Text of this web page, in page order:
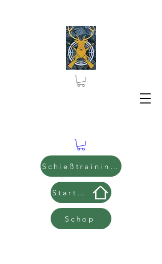
Start Seite
Schop
Schießtraining Buchen